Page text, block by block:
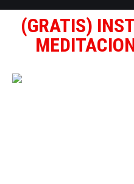
(GRATIS)